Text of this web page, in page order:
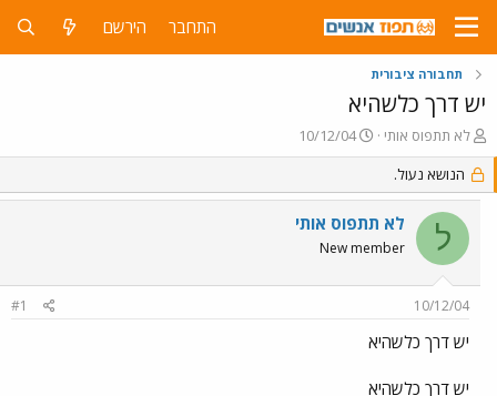
התחבר הירשם
תחבורה ציבורית
יש דרך כלשהיא
פ
ו
ת
ח
נ
לא תתפוס אותי
פ
ו
ס
ם
ב
ת
10/12/04
הנושא נעול.
ל לא תתפוס אותי
New member
10/12/04
#1
יש דרך כלשהיא
יש דרך כלשהיא